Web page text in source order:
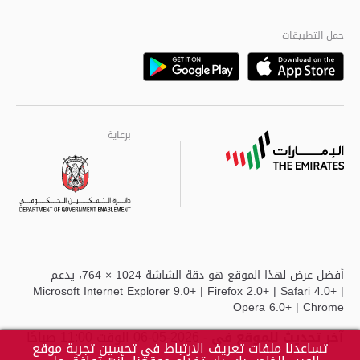
مراكز خدمة أبوظبى
حمل التطبيقات
Google
Playstore
برعاية
برعاية
أفضل عرض لهذا الموقع هو دقة الشاشة 1024 × 764، يدعم
Microsoft Internet Explorer 9.0+ | Firefox 2.0+ | Safari 4.0+ |
Opera 6.0+ | Chrome
آخر تحديث للموقع في- 2026-05-06 الوقت 11:00 صباحًا
تساعدنا ملفات تعريف الارتباط في تحسين تجربة موقع